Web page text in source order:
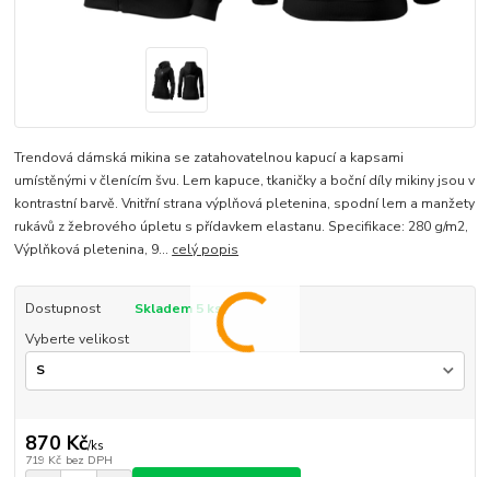
Trendová dámská mikina se zatahovatelnou kapucí a kapsami
umístěnými v členícím švu. Lem kapuce, tkaničky a boční díly mikiny jsou v
kontrastní barvě. Vnitřní strana výplňová pletenina, spodní lem a manžety
rukávů z žebrového úpletu s přídavkem elastanu. Specifikace: 280 g/m2,
Výplňková pletenina, 9... celý popis
Dostupnost
Skladem 5 ks
Vyberte velikost
870 Kč/ks
719 Kč bez DPH